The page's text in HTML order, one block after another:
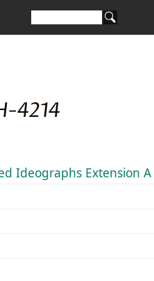
4214
Ideographs Extension A